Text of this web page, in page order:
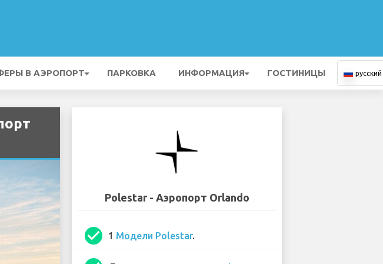
В АЭРОПОРТ ПАРКОВКА ИНФОРМАЦИЯ ГОСТИНИЦЫ русский
Polestar - Аэропорт Orlando
check_circle 1 Модели Polestar.